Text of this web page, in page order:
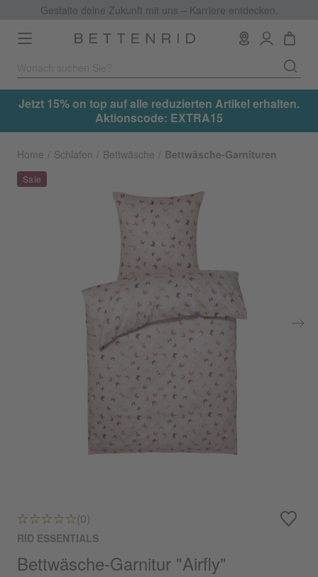
Gestalte deine Zukunft mit uns – Karriere entdecken.
Toggle
navigation
Jetzt 15% on top auf alle reduzierten Artikel erhalten.
Aktionscode: EXTRA15
Home Schlafen Bettwäsche Bettwäsche-Garnituren
(0)
RID ESSENTIALS
Bettwäsche-Garnitur "Airfly"